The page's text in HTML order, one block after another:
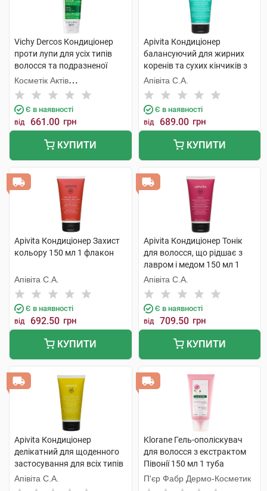
Vichy Dercos Кондиціонер
проти лупи для усіх типів
волосся та подразненої
шкіри 200 мл 1 флакон
Косметік Актів
Інтернаціональ
Є в наявності
від 661.00 грн
КУПИТИ
Apivita Кондиціонер
балансуючий для жирних
коренів та сухих кінчиків з
кропивою та прополісом 150
мл 1 туба
Апівіта С.А.
Є в наявності
від 689.00 грн
КУПИТИ
Apivita Кондиціонер Захист
кольору 150 мл 1 флакон
Апівіта С.А.
Є в наявності
від 692.50 грн
КУПИТИ
Apivita Кондиціонер Тонік
для волосся, що рідшає з
лавром і медом 150 мл 1
туба
Апівіта С.А.
Є в наявності
від 709.50 грн
КУПИТИ
Apivita Кондиціонер
делікатний для щоденного
застосування для всіх типів
волосся з ромашкою та
медом 150 мл 1 туба
Апівіта С.А.
Klorane Гель-ополіскувач
для волосся з екстрактом
Півонії 150 мл 1 туба
П'єр Фабр Дермо-Косметик